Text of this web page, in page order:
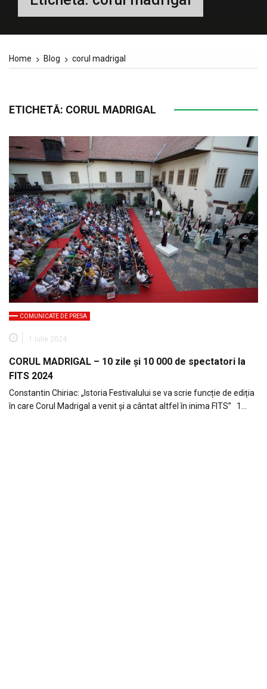
Home Blog corul madrigal
ETICHETĂ: CORUL MADRIGAL
COMUNICATE DE PRESA
1 iulie 2024
CORUL MADRIGAL – 10 zile și 10 000 de spectatori la
FITS 2024
Constantin Chiriac: „Istoria Festivalului se va scrie funcție de ediția
în care Corul Madrigal a venit și a cântat altfel în inima FITS” 1…